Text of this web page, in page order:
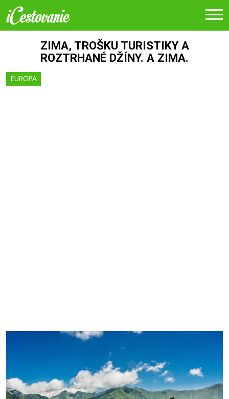
ZIMA, TROŠKU TURISTIKY A
ROZTRHANÉ DŽÍNY. A ZIMA.
EURÓPA